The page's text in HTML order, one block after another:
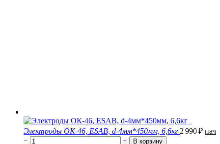
Электроды ОК-46, ESAB, d-4мм*450мм, 6,6кг 2 990₽ пач
−
+